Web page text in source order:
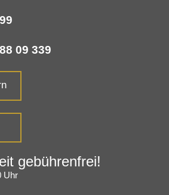
09 339
gebührenfrei!
Uhr